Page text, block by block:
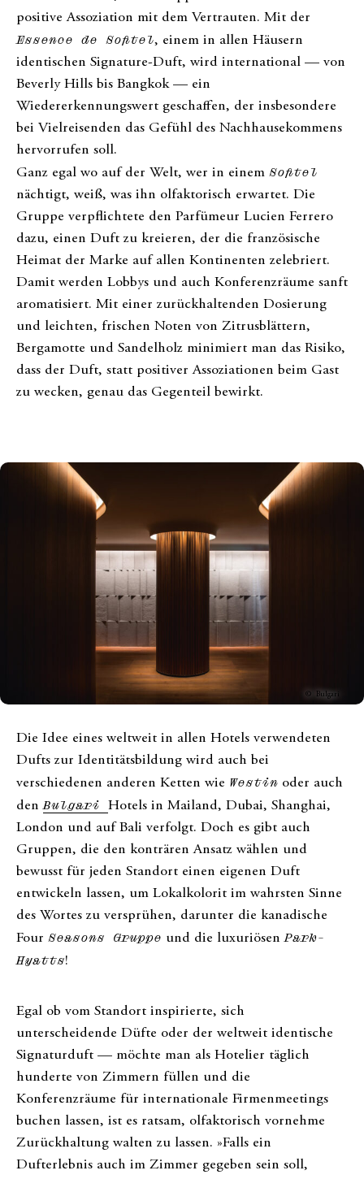
positive Assoziation mit dem Vertrauten. Mit der
Essence de Sofitel, einem in allen Häusern
identischen Signature-Duft, wird international — von
Beverly Hills bis Bangkok — ein
Wiedererkennungswert geschaffen, der insbesondere
bei Vielreisenden das Gefühl des Nachhausekommens
hervorrufen soll.
Ganz egal wo auf der Welt, wer in einem Sofitel
nächtigt, weiß, was ihn olfaktorisch erwartet. Die
Gruppe verpflichtete den Parfümeur Lucien Ferrero
dazu, einen Duft zu kreieren, der die französische
Heimat der Marke auf allen Kontinenten zelebriert.
Damit werden Lobbys und auch Konferenzräume sanft
aromatisiert. Mit einer zurückhaltenden Dosierung
und leichten, frischen Noten von Zitrusblättern,
Bergamotte und Sandelholz minimiert man das Risiko,
dass der Duft, statt positiver Assoziationen beim Gast
zu wecken, genau das Gegenteil bewirkt.
© Bulgari
Die Idee eines weltweit in allen Hotels verwendeten
Dufts zur Identitätsbildung wird auch bei
verschiedenen anderen Ketten wie Westin oder auch
denBulgari
Hotels in Mailand, Dubai, Shanghai,
London und auf Bali verfolgt. Doch es gibt auch
Gruppen, die den konträren Ansatz wählen und
bewusst für jeden Standort einen eigenen Duft
entwickeln lassen, um Lokalkolorit im wahrsten Sinne
des Wortes zu versprühen, darunter die kanadische
Four Seasons Gruppe und die luxuriösenPark-
Hyatts!
Egal ob vom Standort inspirierte, sich
unterscheidende Düfte oder der weltweit identische
Signaturduft — möchte man als Hotelier täglich
hunderte von Zimmern füllen und die
Konferenzräume für internationale Firmenmeetings
buchen lassen, ist es ratsam, olfaktorisch vornehme
Zurückhaltung walten zu lassen. »Falls ein
Dufterlebnis auch im Zimmer gegeben sein soll,